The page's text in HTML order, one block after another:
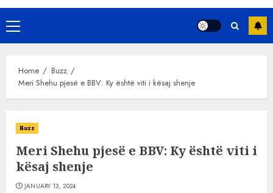
Primary
Menu
Home
Buzz
Meri Shehu pjesë e BBV: Ky është viti i kësaj shenje
Buzz
Meri Shehu pjesë e BBV: Ky është viti i
kësaj shenje
JANUARY 13, 2024